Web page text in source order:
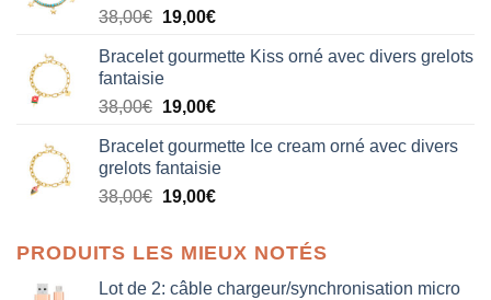
38,00€ Le
initial
était :
38,00€.
19,00€Le
actuel
19,00€.
Bracelet gourmette Kiss orné avec divers grelots
fantaisie
38,00€ Le
initial
était :
38,00€.
19,00€Le
actuel
est :
19,00€.
Bracelet gourmette Ice cream orné avec divers
grelots fantaisie
38,00€ Le
était :
38,00€.
19,00€Le
est :
19,00€.
PRODUITS LES MIEUX NOTÉS
Lot de 2: câble chargeur/synchronisation micro